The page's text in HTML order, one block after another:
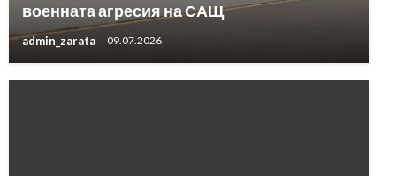
военната агресия на САЩ
admin_zarata 09.07.2026